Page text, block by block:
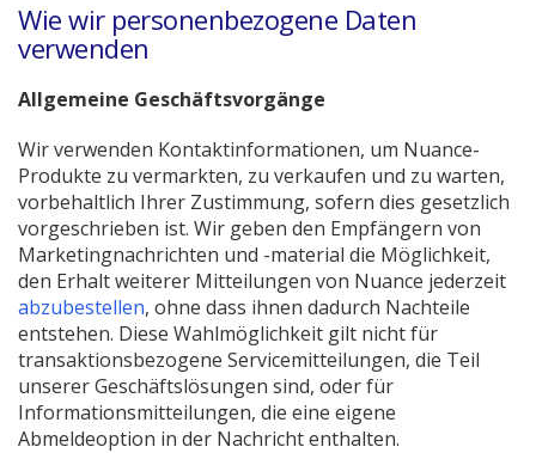
Wie wir personenbezogene Daten
verwenden
Allgemeine Geschäftsvorgänge
Wir verwenden Kontaktinformationen, um Nuance-
Produkte zu vermarkten, zu verkaufen und zu warten,
vorbehaltlich Ihrer Zustimmung, sofern dies gesetzlich
vorgeschrieben ist. Wir geben den Empfängern von
Marketingnachrichten und -material die Möglichkeit,
den Erhalt weiterer Mitteilungen von Nuance jederzeit
abzubestellen, ohne dass ihnen dadurch Nachteile
entstehen. Diese Wahlmöglichkeit gilt nicht für
transaktionsbezogene Servicemitteilungen, die Teil
unserer Geschäftslösungen sind, oder für
Informationsmitteilungen, die eine eigene
Abmeldeoption in der Nachricht enthalten.